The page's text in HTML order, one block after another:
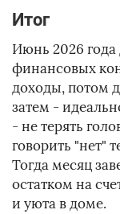
Итог
Июнь 2026 года
финансовых
доходы, потом
затем -
- не терять
говорить "нет"
Тогда месяц
остатком на
и уюта в доме.